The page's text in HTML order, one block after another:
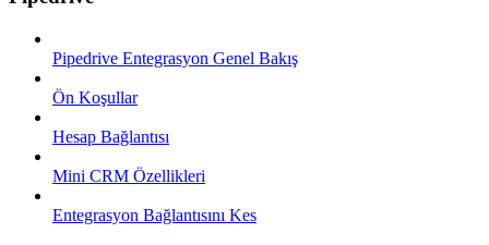
Pipedrive Entegrasyon Genel Bakış
Ön Koşullar
Hesap Bağlantısı
Mini CRM Özellikleri
Entegrasyon Bağlantısını Kes